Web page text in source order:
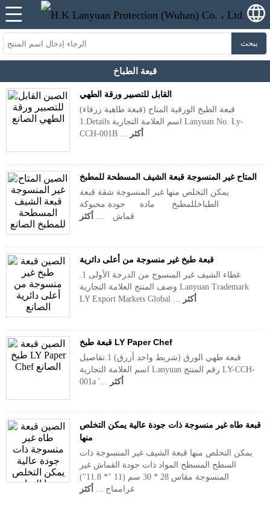
يبحث
قبعة الطباخ
القابل للتصبير ورقة الطهي
قبعة الطبخ الورقية المتاح (قبعة طاهية زرقاء)
1.Details اسم العلامة التجارية Lanyuan No. Ly-
CCH-001B ... أكثر
المتاح غير المنسوجة قبعة الشيف المسطحة للمطبخ
يمكن التخلص منها غير المنسوجة شقة قبعة
الطباخللمطبخ مادة جودة محبوكة
قماش ... أكثر
قبعة طبخ غير منسوجة من أعلى دائرية
غطاء الشيف غير المنسوج من الدرجة الأولى 1.
وصف المنتج العلامة التجارية Lanyuan Trademark
LY Export Markets Global ... أكثر
قبعة طبخ LY Paper Chef
قبعة طهي الورق (شريط واحد أزرق) 1.تفاصيل
اسم العلامة التجارية Lanyuan رقم المنتج LY-CCH-
001a '... أكثر
قبعة طاه غير منسوجة ذات جودة عالية يمكن التخلص
منها
يمكن التخلص منها قبعة الشيف غير المنسوجة ذات
السطح المسطح المواد ذات جودة القماش غير
المنسوجة مقاس 28 * 30 سم (11 "* 11.8")
غرامماج ... أكثر